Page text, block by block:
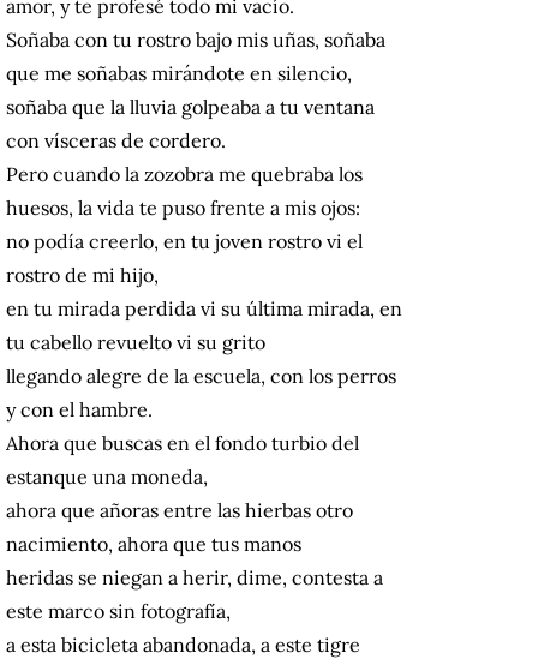
amor, y te profesé todo mi vacío.
Soñaba con tu rostro bajo mis uñas, soñaba
que me soñabas mirándote en silencio,
soñaba que la lluvia golpeaba a tu ventana
con vísceras de cordero.
Pero cuando la zozobra me quebraba los
huesos, la vida te puso frente a mis ojos:
no podía creerlo, en tu joven rostro vi el
rostro de mi hijo,
en tu mirada perdida vi su última mirada, en
tu cabello revuelto vi su grito
llegando alegre de la escuela, con los perros
y con el hambre.
Ahora que buscas en el fondo turbio del
estanque una moneda,
ahora que añoras entre las hierbas otro
nacimiento, ahora que tus manos
heridas se niegan a herir, dime, contesta a
este marco sin fotografía,
a esta bicicleta abandonada, a este tigre